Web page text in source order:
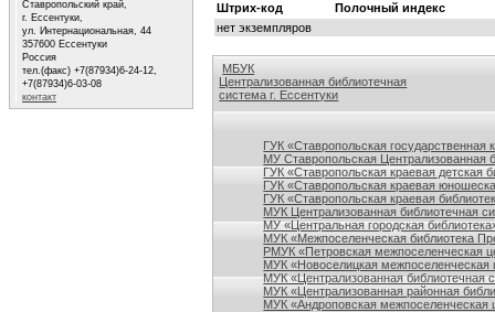
Штрих-код
Полочный индекс
нет экземпляров
МБУК
Централизованная библиотечная
система г. Ессентуки
ГУК «Ставропольская
МУ Ставропольская Централизованная
ГУК «Ставропольская краевая детская
ГУК «Ставропольская краевая
ГУК «Ставропольская краевая
МУК Централизованная библиотечная
МУ «Центральная городская
МУК «Межпоселенческая библиотека
РМУК «Петровская межпоселенческая
МУК «Новоселицкая межпоселенческая
МУК «Централизованная библиотечная
МУК «Централизованная районная
МУК «Андроповская межпоселенческая
Ставропольский край,
г. Ессентуки,
ул. Интернациональная, 44
357600 Ессентуки
Россия
тел.(факс) +7(87934)6-24-12,
+7(87934)6-03-08
контакт